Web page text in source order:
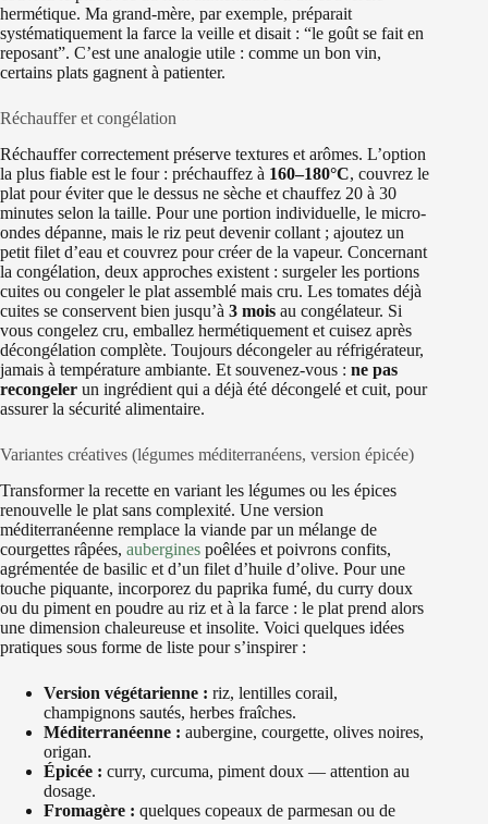
hermétique. Ma grand-mère, par exemple, préparait
systématiquement la farce la veille et disait : “le goût se fait en
reposant”. C’est une analogie utile : comme un bon vin,
certains plats gagnent à patienter.
Réchauffer et congélation
Réchauffer correctement préserve textures et arômes. L’option
la plus fiable est le four : préchauffez à 160–180°C, couvrez le
plat pour éviter que le dessus ne sèche et chauffez 20 à 30
minutes selon la taille. Pour une portion individuelle, le micro-
ondes dépanne, mais le riz peut devenir collant ; ajoutez un
petit filet d’eau et couvrez pour créer de la vapeur. Concernant
la congélation, deux approches existent : surgeler les portions
cuites ou congeler le plat assemblé mais cru. Les tomates déjà
cuites se conservent bien jusqu’à 3 mois au congélateur. Si
vous congelez cru, emballez hermétiquement et cuisez après
décongélation complète. Toujours décongeler au réfrigérateur,
jamais à température ambiante. Et souvenez-vous : ne pas
recongeler un ingrédient qui a déjà été décongelé et cuit, pour
assurer la sécurité alimentaire.
Variantes créatives (légumes méditerranéens, version épicée)
Transformer la recette en variant les légumes ou les épices
renouvelle le plat sans complexité. Une version
méditerranéenne remplace la viande par un mélange de
courgettes râpées, aubergines poêlées et poivrons confits,
agrémentée de basilic et d’un filet d’huile d’olive. Pour une
touche piquante, incorporez du paprika fumé, du curry doux
ou du piment en poudre au riz et à la farce : le plat prend alors
une dimension chaleureuse et insolite. Voici quelques idées
pratiques sous forme de liste pour s’inspirer :
Version végétarienne : riz, lentilles corail,
champignons sautés, herbes fraîches.
Méditerranéenne : aubergine, courgette, olives noires,
origan.
Épicée : curry, curcuma, piment doux — attention au
dosage.
Fromagère : quelques copeaux de parmesan ou de